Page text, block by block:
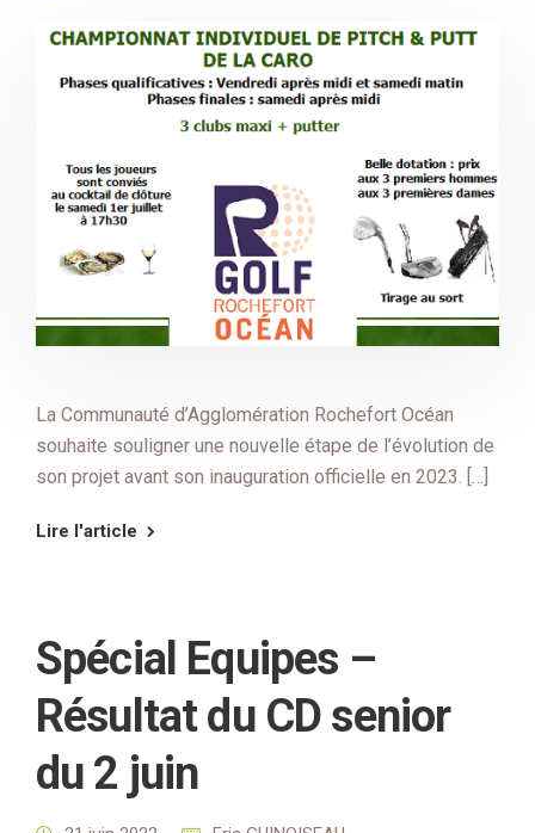
La Communauté d’Agglomération Rochefort Océan
souhaite souligner une nouvelle étape de l’évolution de
son projet avant son inauguration officielle en 2023. […]
Lire l'article
Spécial Equipes –
Résultat du CD senior
du 2 juin